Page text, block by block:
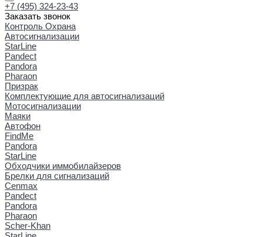
+7 (495) 324-23-43
Заказать звонок
Контроль Охрана
Автосигнализации
StarLine
Pandect
Pandora
Pharaon
Призрак
Комплектующие для автосигнализаций
Мотосигнализации
Маяки
Автофон
FindMe
Pandora
StarLine
Обходчики иммобилайзеров
Брелки для сигнализаций
Cenmax
Pandect
Pandora
Pharaon
Scher-Khan